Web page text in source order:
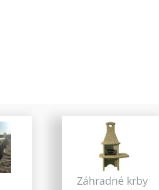
Záhradné krby